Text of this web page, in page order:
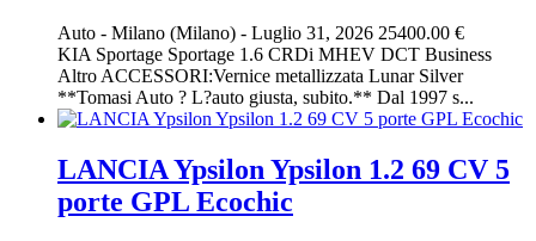
Auto - Milano (Milano) - Luglio 31, 2026 25400.00 €
KIA Sportage Sportage 1.6 CRDi MHEV DCT Business
Altro ACCESSORI:Vernice metallizzata Lunar Silver
**Tomasi Auto ? L?auto giusta, subito.** Dal 1997 s...
LANCIA Ypsilon Ypsilon 1.2 69 CV 5
porte GPL Ecochic